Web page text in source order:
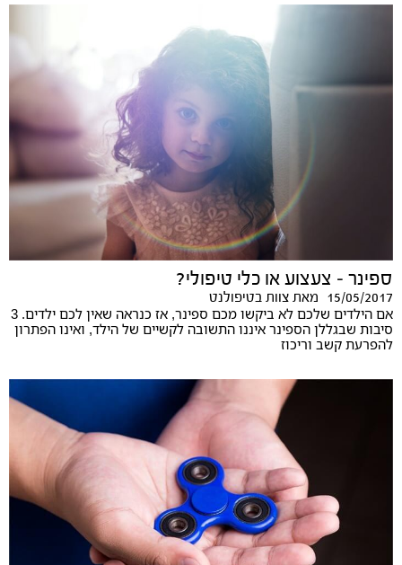
ספינר – צעצוע או כלי טיפולי?
15/05/2017 מאת צוות בטיפולנט
אם הילדים שלכם לא ביקשו מכם ספינר, אז כנראה שאין לכם ילדים. 3
סיבות שבגללן הספינר איננו התשובה לקשיים של הילד, ואינו הפתרון
להפרעת קשב וריכוז